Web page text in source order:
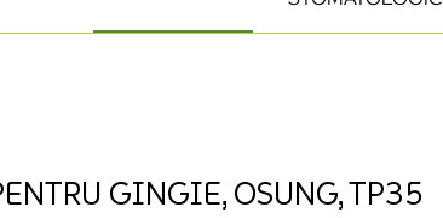
GINGIE, OSUNG, TP35